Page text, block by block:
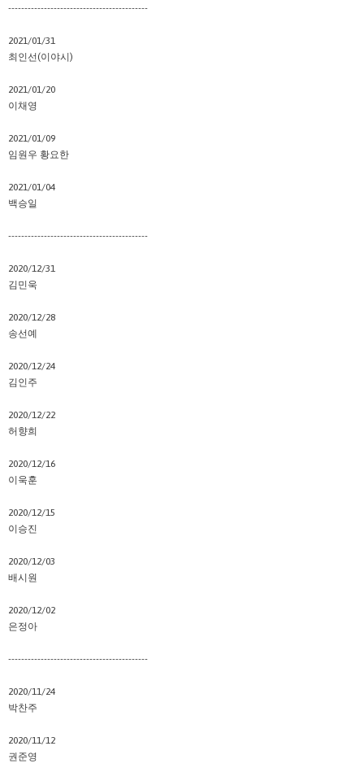
-------------------------------------------
2021/01/31
최인선(이야시)
2021/01/20
이채영
2021/01/09
임원우 황요한
2021/01/04
백승일
-------------------------------------------
2020/12/31
김민욱
2020/12/28
송선예
2020/12/24
김인주
2020/12/22
허향희
2020/12/16
이욱훈
2020/12/15
이승진
2020/12/03
배시원
2020/12/02
은정아
-------------------------------------------
2020/11/24
박찬주
2020/11/12
권준영